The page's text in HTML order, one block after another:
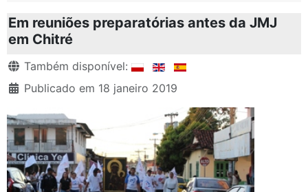
Em reuniões preparatórias antes da JMJ
em Chitré
Detalhes
Também disponível:
Publicado em 18 janeiro 2019